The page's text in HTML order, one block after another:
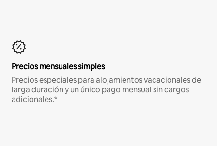
Precios mensuales simples
Precios especiales para alojamientos vacacionales de
larga duración y un único pago mensual sin cargos
adicionales.*